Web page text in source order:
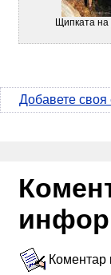
Щипката на
Добавете своя
Коментар